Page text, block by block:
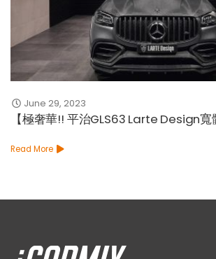
June 29, 2023
【極奢華!! 平治GLS63 Larte Design寬
Read More